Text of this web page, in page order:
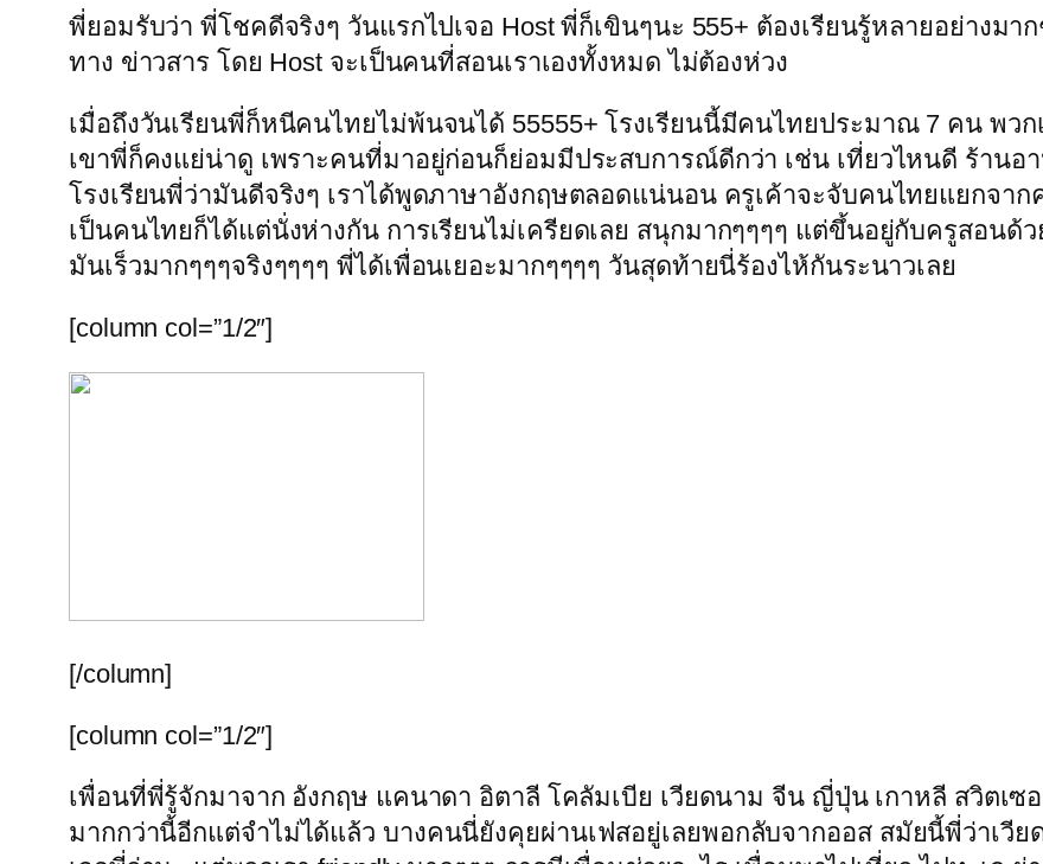
พี่ยอมรับว่า พี่โชคดีจริงๆ วันแรกไปเจอ Host พี่ก็เขินๆนะ 555+ ต้องเรียนรู้หลายอย่างมา
ทาง ข่าวสาร โดย Host จะเป็นคนที่สอนเราเองทั้งหมด ไม่ต้องห่วง
เมื่อถึงวันเรียนพี่ก็หนีคนไทยไม่พ้นจนได้ 55555+ โรงเรียนนี้มีคนไทยประมาณ 7 คน พว
เขาพี่ก็คงแย่น่าดู เพราะคนที่มาอยู่ก่อนก็ย่อมมีประสบการณ์ดีกว่า เช่น เที่ยวไหนดี ร้านอ
โรงเรียนพี่ว่ามันดีจริงๆ เราได้พูดภาษาอังกฤษตลอดแน่นอน ครูเค้าจะจับคนไทยแยกจาก
เป็นคนไทยก็ได้แต่นั่งห่างกัน การเรียนไม่เครียดเลย สนุกมากๆๆๆๆ แต่ขึ้นอยู่กับครูสอนด้
มันเร็วมากๆๆๆจริงๆๆๆๆ พี่ได้เพื่อนเยอะมากๆๆๆๆ วันสุดท้ายนี่ร้องไห้กันระนาวเลย
[column col=”1/2″]
[/column]
[column col=”1/2″]
เพื่อนที่พี่รู้จักมาจาก อังกฤษ แคนาดา อิตาลี โคลัมเบีย เวียดนาม จีน ญี่ปุ่น เกาหลี สวิตเซ
มากกว่านี้อีกแต่จำไม่ได้แล้ว บางคนนี่ยังคุยผ่านเฟสอยู่เลยพอกลับจากออส สมัยนี้พี่ว่าเวี